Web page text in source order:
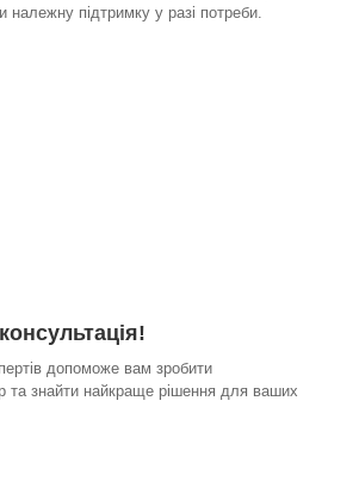
належну підтримку у разі потреби.
допоможе вам зробити
та знайти найкраще рішення для ваших